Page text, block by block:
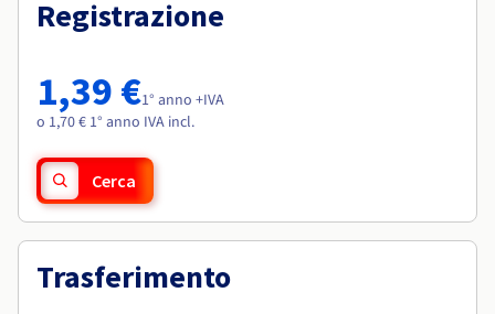
Tariffe
Roadmap & Changelog
Osservabilità
Roadmap & Changelog
Roadmap & Changelog
Roadmap & Changelog
Roadmap & Changelog
Registrazione
1,39 €1° anno +IVA
o 1,70 € 1° anno IVA incl.
Cerca
Trasferimento